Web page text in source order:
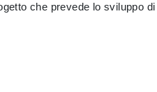
che prevede lo sviluppo